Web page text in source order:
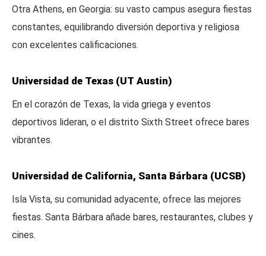
Otra Athens, en Georgia: su vasto campus asegura fiestas
constantes, equilibrando diversión deportiva y religiosa
con excelentes calificaciones.
Universidad de Texas (UT Austin)
En el corazón de Texas, la vida griega y eventos
deportivos lideran, o el distrito Sixth Street ofrece bares
vibrantes.
Universidad de California, Santa Bárbara (UCSB)
Isla Vista, su comunidad adyacente, ofrece las mejores
fiestas. Santa Bárbara añade bares, restaurantes, clubes y
cines.